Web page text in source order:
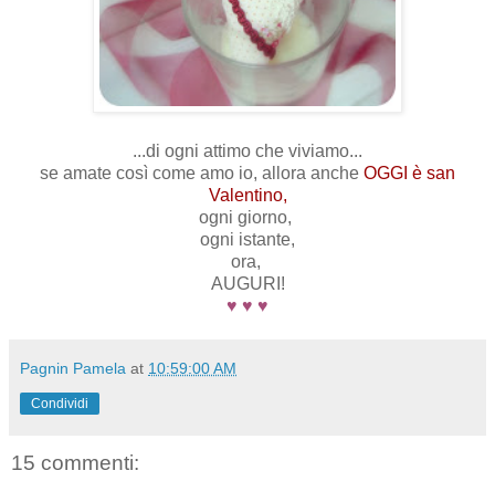
...di ogni attimo che viviamo...
se amate così come amo io, allora anche OGGI è san
Valentino,
ogni giorno,
ogni istante,
ora,
AUGURI!
♥ ♥ ♥
Pagnin Pamela at 10:59:00 AM
Condividi
15 commenti: